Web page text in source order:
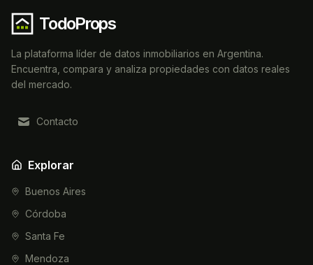
TodoProps
La plataforma líder de datos inmobiliarios en Argentina.
Encuentra, compara y analiza propiedades con datos reales
del mercado.
Contacto
Explorar
Buenos Aires
Córdoba
Santa Fe
Mendoza